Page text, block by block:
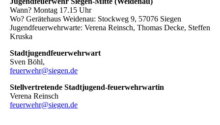
Wann? Montag 17.15 Uhr
Wo? Gerätehaus Weidenau: Stockweg 9, 57076 Siegen
Jugendfeuerwehrwarte: Verena Reinsch, Thomas Decke, Steffen
Kruska
Stadtjugendfeuerwehrwart
Sven Böhl,
feuerwehr@siegen.de
Stellvertretende Stadtjugend-feuerwehrwartin
Verena Reinsch
feuerwehr@siegen.de